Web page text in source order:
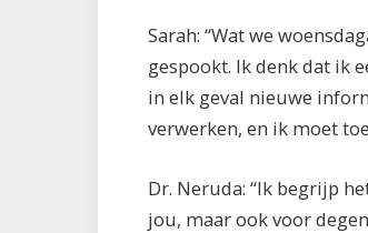
Sarah: “Wat we
gespookt. Ik denk dat ik
in elk geval nieuwe
verwerken, en ik moet
Dr. Neruda: “Ik begrijp
jou, maar ook voor